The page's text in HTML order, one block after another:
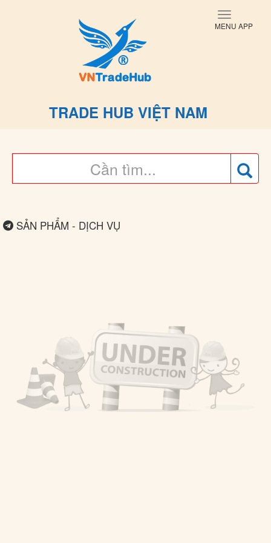
MENU APP
TRADE HUB VIỆT NAM
SẢN PHẨM - DỊCH VỤ